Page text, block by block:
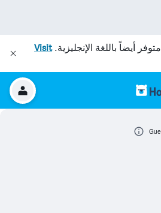
متوفر أيضاً باللغة الإنجليزية.Visit